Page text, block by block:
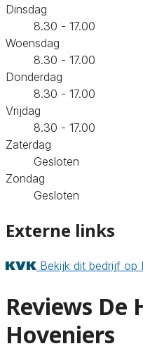
Dinsdag
8.30 - 17.00
Woensdag
8.30 - 17.00
Donderdag
8.30 - 17.00
Vrijdag
8.30 - 17.00
Zaterdag
Gesloten
Zondag
Gesloten
Externe links
Bekijk dit bedrijf op
Reviews De
Hoveniers